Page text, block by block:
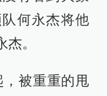
何永杰将他
。
，被重重的甩